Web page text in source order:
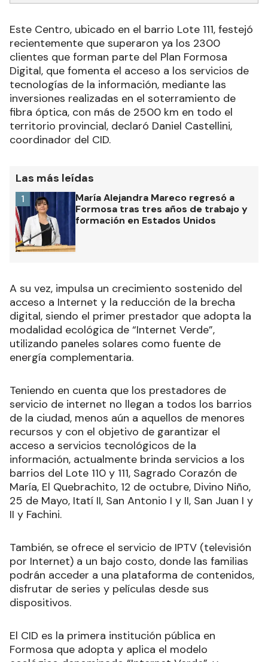
Este Centro, ubicado en el barrio Lote 111, festejó
recientemente que superaron ya los 2300
clientes que forman parte del Plan Formosa
Digital, que fomenta el acceso a los servicios de
tecnologías de la información, mediante las
inversiones realizadas en el soterramiento de
fibra óptica, con más de 2500 km en todo el
territorio provincial, declaró Daniel Castellini,
coordinador del CID.
Las más leídas
María Alejandra Mareco regresó a
Formosa tras tres años de trabajo y
formación en Estados Unidos
1
A su vez, impulsa un crecimiento sostenido del
acceso a Internet y la reducción de la brecha
digital, siendo el primer prestador que adopta la
modalidad ecológica de “Internet Verde”,
utilizando paneles solares como fuente de
energía complementaria.
Teniendo en cuenta que los prestadores de
servicio de internet no llegan a todos los barrios
de la ciudad, menos aún a aquellos de menores
recursos y con el objetivo de garantizar el
acceso a servicios tecnológicos de la
información, actualmente brinda servicios a los
barrios del Lote 110 y 111, Sagrado Corazón de
María, El Quebrachito, 12 de octubre, Divino Niño,
25 de Mayo, Itatí II, San Antonio I y II, San Juan I y
II y Fachini.
También, se ofrece el servicio de IPTV (televisión
por Internet) a un bajo costo, donde las familias
podrán acceder a una plataforma de contenidos,
disfrutar de series y películas desde sus
dispositivos.
El CID es la primera institución pública en
Formosa que adopta y aplica el modelo